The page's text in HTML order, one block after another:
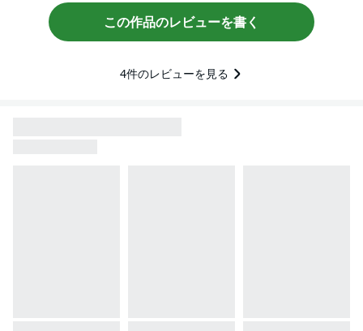
この作品のレビューを書く
4件のレビューを見る